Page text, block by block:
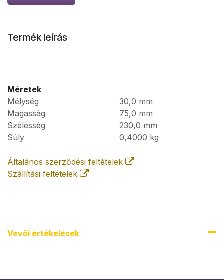
Termék leírás
Méretek
Mélység
30,0 mm
Magasság
75,0 mm
Szélesség
230,0 mm
Súly
0,4000 kg
Általános szerződési feltételek
Szállítási feltételek
Vevői értékel​ések